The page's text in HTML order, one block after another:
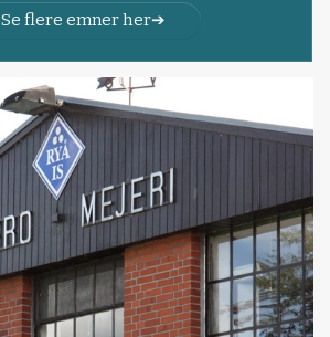
Se flere emner her